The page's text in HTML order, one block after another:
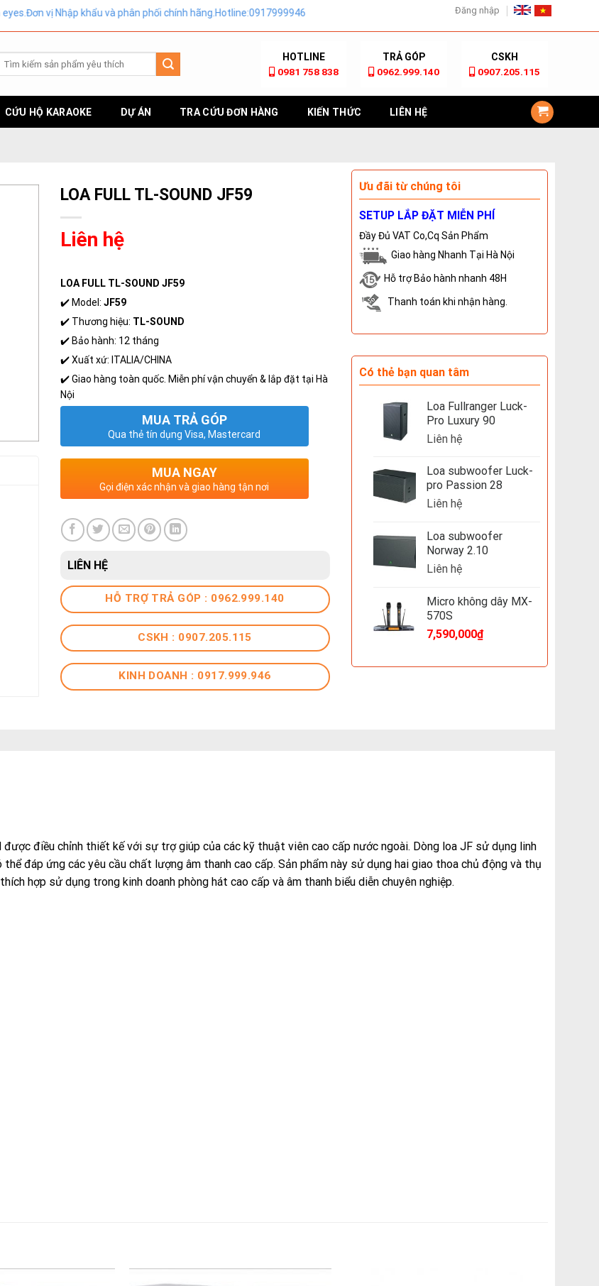
vị Nhập khẩu và phân phối chính hãng.Hotline:0917999946 Đăng nhập
HOTLINE
0981 758 838
TRẢ GÓP
0962.999.140
CSKH
0907.205.115
CỨU HỘ KARAOKE DỰ ÁN TRA CỨU ĐƠN HÀNG KIẾN THỨC LIÊN HỆ
LOA FULL TL-SOUND JF59
Liên hệ
LOA FULL TL-SOUND JF59
✔️ Model: JF59
✔️ Thương hiệu: TL-SOUND
✔️ Bảo hành: 12 tháng
✔️ Xuất xứ: ITALIA/CHINA
✔️ Giao hàng toàn quốc. Miễn phí vận chuyển & lắp đặt tại Hà
Nội
MUA TRẢ GÓP
Qua thẻ tín dụng Visa, Mastercard
MUA NGAY
Gọi điện xác nhận và giao hàng tận nơi
LIÊN HỆ
HỖ TRỢ TRẢ GÓP : 0962.999.140
CSKH : 0907.205.115
KINH DOANH : 0917.999.946
Ưu đãi từ chúng tôi
SETUP LẮP ĐẶT MIỄN PHÍ
Đầy Đủ VAT Co,Cq Sản Phẩm
Giao hàng Nhanh Tại Hà Nội
Hỗ trợ Bảo hành nhanh 48H
Thanh toán khi nhận hàng.
Có thẻ bạn quan tâm
Loa Fullranger Luck-
Pro Luxury 90
Liên hệ
Loa subwoofer Luck-
pro Passion 28
Liên hệ
Loa subwoofer
Norway 2.10
Liên hệ
Micro không dây MX-
570S
7,590,000₫
điều chỉnh thiết kế với sự trợ giúp của các kỹ thuật viên cao cấp nước ngoài. Dòng loa JF sử dụng linh
đáp ứng các yêu cầu chất lượng âm thanh cao cấp. Sản phẩm này sử dụng hai giao thoa chủ động và thụ
hợp sử dụng trong kinh doanh phòng hát cao cấp và âm thanh biểu diễn chuyên nghiệp.